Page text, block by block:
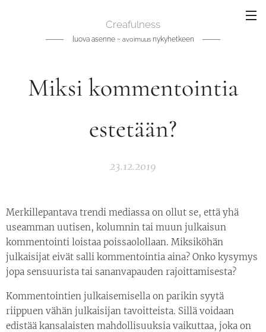
Creafulness
luova asenne ~ avoimuusnykyhetkeen
Miksi kommentointia
estetään?
23.12.2019
Merkillepantava trendi mediassa on ollut se, että yhä
useamman uutisen, kolumnin tai muun julkaisun
kommentointi loistaa poissaolollaan. Miksiköhän
julkaisijat eivät salli kommentointia aina? Onko kysymys
jopa sensuurista tai sananvapauden rajoittamisesta?
Kommentointien julkaisemisella on parikin syytä
riippuen vähän julkaisijan tavoitteista. Sillä voidaan
edistää kansalaisten mahdollisuuksia vaikuttaa, joka on